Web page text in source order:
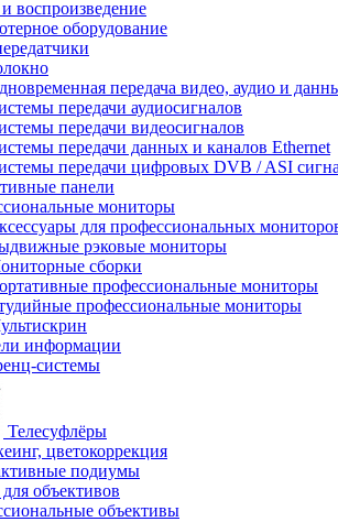
воспроизведение
оборудование
передача видео, аудио и
передачи аудиосигналов
передачи видеосигналов
передачи данных и каналов Ethernet
передачи цифровых DVB / ASI
панели
мониторы
для профессиональных
рэковые мониторы
сборки
профессиональные мониторы
профессиональные мониторы
информации
системы
Телесуфлёры
цветокоррекция
подиумы
объективов
объективы